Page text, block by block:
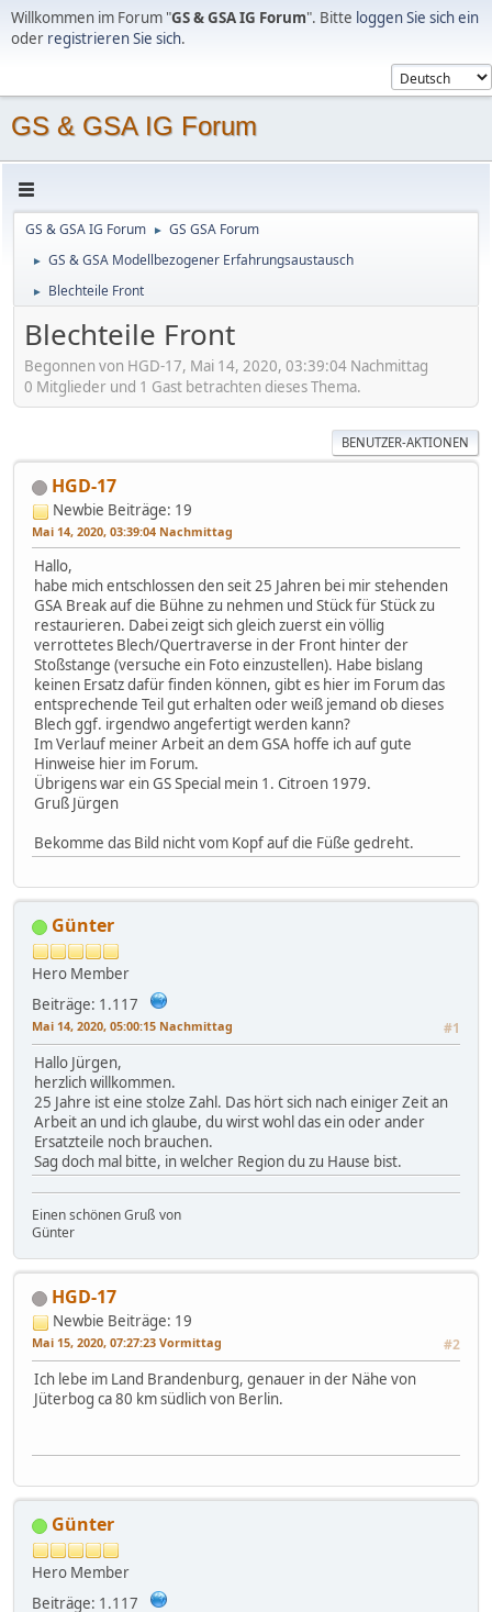
Willkommen im Forum "GS & GSA IG Forum". Bitte loggen Sie sich ein
oder registrieren Sie sich.
GS & GSA IG Forum
GS & GSA IG Forum ► GS GSA Forum
► GS & GSA Modellbezogener Erfahrungsaustausch
► Blechteile Front
Blechteile Front
Begonnen von HGD-17, Mai 14, 2020, 03:39:04 Nachmittag
0 Mitglieder und 1 Gast betrachten dieses Thema.
BENUTZER-AKTIONEN
HGD-17
Newbie Beiträge: 19
Mai 14, 2020, 03:39:04 Nachmittag
Hallo,
habe mich entschlossen den seit 25 Jahren bei mir stehenden
GSA Break auf die Bühne zu nehmen und Stück für Stück zu
restaurieren. Dabei zeigt sich gleich zuerst ein völlig
verrottetes Blech/Quertraverse in der Front hinter der
Stoßstange (versuche ein Foto einzustellen). Habe bislang
keinen Ersatz dafür finden können, gibt es hier im Forum das
entsprechende Teil gut erhalten oder weiß jemand ob dieses
Blech ggf. irgendwo angefertigt werden kann?
Im Verlauf meiner Arbeit an dem GSA hoffe ich auf gute
Hinweise hier im Forum.
Übrigens war ein GS Special mein 1. Citroen 1979.
Gruß Jürgen
Bekomme das Bild nicht vom Kopf auf die Füße gedreht.
Günter
Hero Member
Beiträge: 1.117
Mai 14, 2020, 05:00:15 Nachmittag #1
Hallo Jürgen,
herzlich willkommen.
25 Jahre ist eine stolze Zahl. Das hört sich nach einiger Zeit an
Arbeit an und ich glaube, du wirst wohl das ein oder ander
Ersatzteile noch brauchen.
Sag doch mal bitte, in welcher Region du zu Hause bist.
Einen schönen Gruß von
Günter
HGD-17
Newbie Beiträge: 19
Mai 15, 2020, 07:27:23 Vormittag #2
Ich lebe im Land Brandenburg, genauer in der Nähe von
Jüterbog ca 80 km südlich von Berlin.
Günter
Hero Member
Beiträge: 1.117